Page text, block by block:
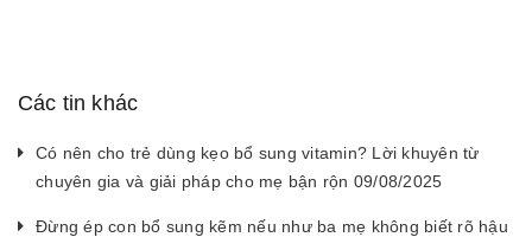
Các tin khác
Có nên cho trẻ dùng kẹo bổ sung vitamin? Lời khuyên từ
chuyên gia và giải pháp cho mẹ bận rộn 09/08/2025
Đừng ép con bổ sung kẽm nếu như ba mẹ không biết rõ hậu